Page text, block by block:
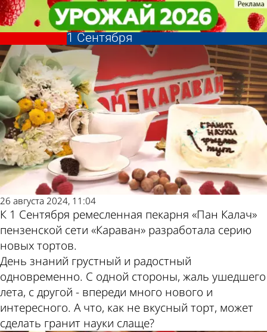
В пензенском «Караване»
разработали уникальные торты к
1 Сентября
Общество
26 августа 2024, 11:04
К 1 Сентября ремесленная пекарня «Пан Калач»
пензенской сети «Караван» разработала серию
новых тортов.
День знаний грустный и радостный
одновременно. С одной стороны, жаль ушедшего
лета, с другой - впереди много нового и
интересного. А что, как не вкусный торт, может
сделать гранит науки слаще?
В пензенском «Караване»
разработали уникальные торты к
1 Сентября
Общество
Другие
новости по
теме
Погода и
курсы
валют в
Пензе